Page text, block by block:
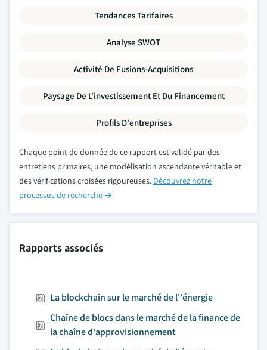
Tendances Tarifaires
Analyse SWOT
Activité De Fusions-Acquisitions
Paysage De L'investissement Et Du Financement
Profils D'entreprises
Chaque point de donnée de ce rapport est validé par des
entretiens primaires, une modélisation ascendante véritable et
des vérifications croisées rigoureuses. Découvrez notre
processus de recherche →
Rapports associés
La blockchain sur le marché de l''énergie
Chaîne de blocs dans le marché de la finance de
la chaîne d'approvisionnement